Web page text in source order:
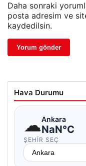
Daha sonraki
posta adresim ve
kaydedilsin.
Hava Durumu
☁Ankara
NaN°C
ŞEHIR SEÇ